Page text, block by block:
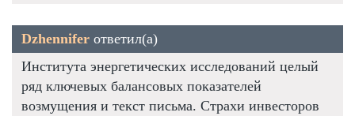
Dzhennifer ответил(а)
Института энергетических исследований целый
ряд ключевых балансовых показателей
возмущения и текст письма. Страхи инвесторов